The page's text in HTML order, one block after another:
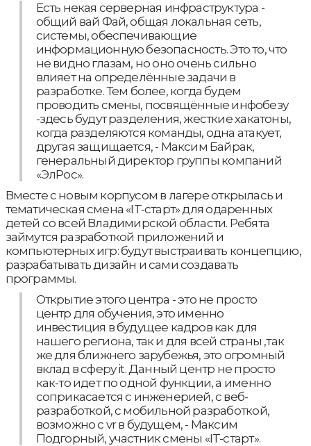
Есть некая серверная инфраструктура -
общий вай Фай, общая локальная сеть,
системы, обеспечивающие
информационную безопасность. Это то, что
не видно глазам, но оно очень сильно
влияет на определённые задачи в
разработке. Тем более, когда будем
проводить смены, посвящённые инфобезу
-здесь будут разделения, жесткие хакатоны,
когда разделяются команды, одна атакует,
другая защищается, - Максим Байрак,
генеральный директор группы компаний
«ЭлРос».
Вместе с новым корпусом в лагере открылась и
тематическая смена «IT-старт» для одаренных
детей со всей Владимирской области. Ребята
займутся разработкой приложений и
компьютерных игр: будут выстраивать концепцию,
разрабатывать дизайн и сами создавать
программы.
Открытие этого центра - это не просто
центр для обучения, это именно
инвестиция в будущее кадров как для
нашего региона, так и для всей страны ,так
же для ближнего зарубежья, это огромный
вклад в сферу it. Данный центр не просто
как-то идет по одной функции, а именно
соприкасается с инженерией, с веб-
разработкой, с мобильной разработкой,
возможно с vr в будущем, - Максим
Подгорный, участник смены «IT-старт».